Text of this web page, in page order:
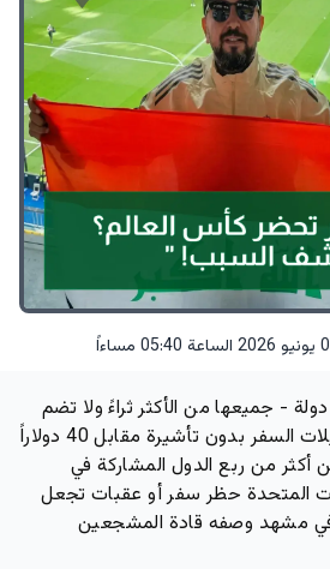
مساءاً
بينما يتمتع مشجعو 42 دولة - جميعها من الأكثر ثراءً ولا تضم
أي دولة أفريقية - بتسهيلات السفر بدون تأشيرة مقابل 40 دولاراً
من ربع الدول المشاركة في
في الولايات المتحدة حظر سفر أو عقبات تجعل
مشهد وصفه قادة المشجعين